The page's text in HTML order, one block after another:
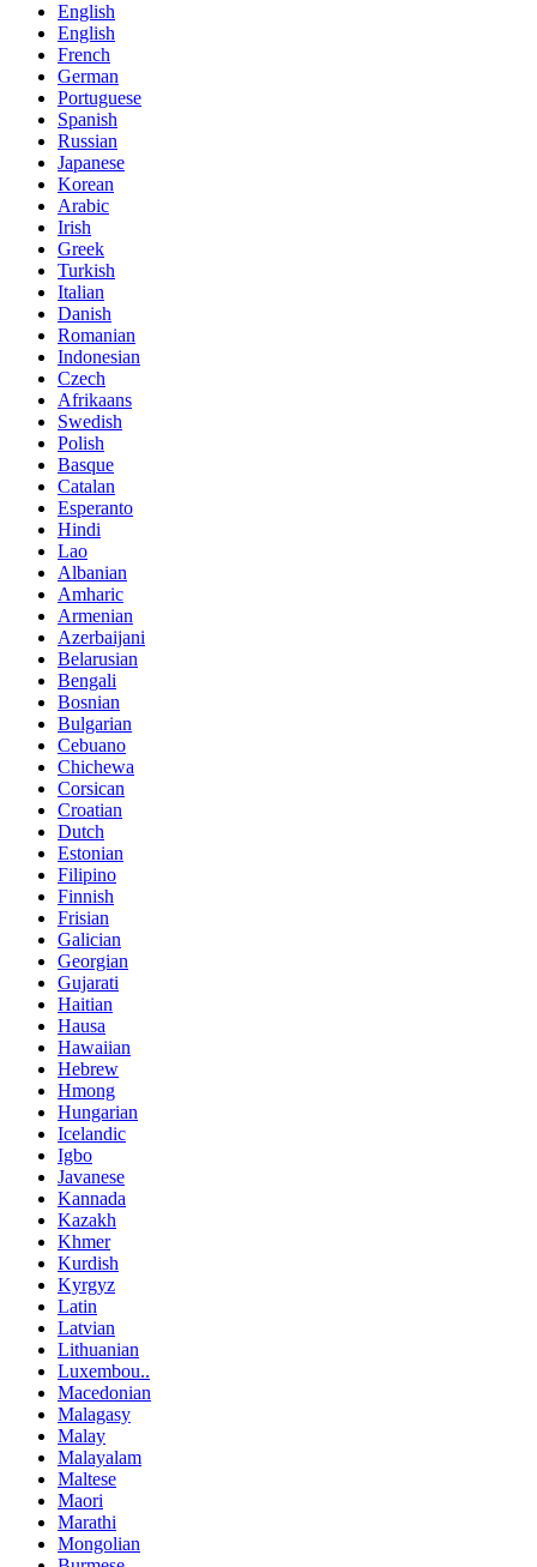
English
English
French
German
Portuguese
Spanish
Russian
Japanese
Korean
Arabic
Irish
Greek
Turkish
Italian
Danish
Romanian
Indonesian
Czech
Afrikaans
Swedish
Polish
Basque
Catalan
Esperanto
Hindi
Lao
Albanian
Amharic
Armenian
Azerbaijani
Belarusian
Bengali
Bosnian
Bulgarian
Cebuano
Chichewa
Corsican
Croatian
Dutch
Estonian
Filipino
Finnish
Frisian
Galician
Georgian
Gujarati
Haitian
Hausa
Hawaiian
Hebrew
Hmong
Hungarian
Icelandic
Igbo
Javanese
Kannada
Kazakh
Khmer
Kurdish
Kyrgyz
Latin
Latvian
Lithuanian
Luxembou..
Macedonian
Malagasy
Malay
Malayalam
Maltese
Maori
Marathi
Mongolian